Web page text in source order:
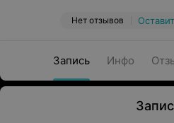
Нет отзывов
Запись Инфо